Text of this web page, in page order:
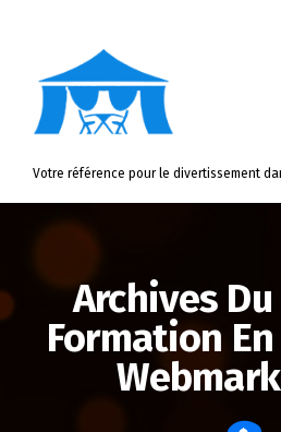
Votre référence pour le divertissement
Archives
Formation